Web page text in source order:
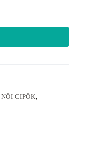
NŐI CIPŐK,